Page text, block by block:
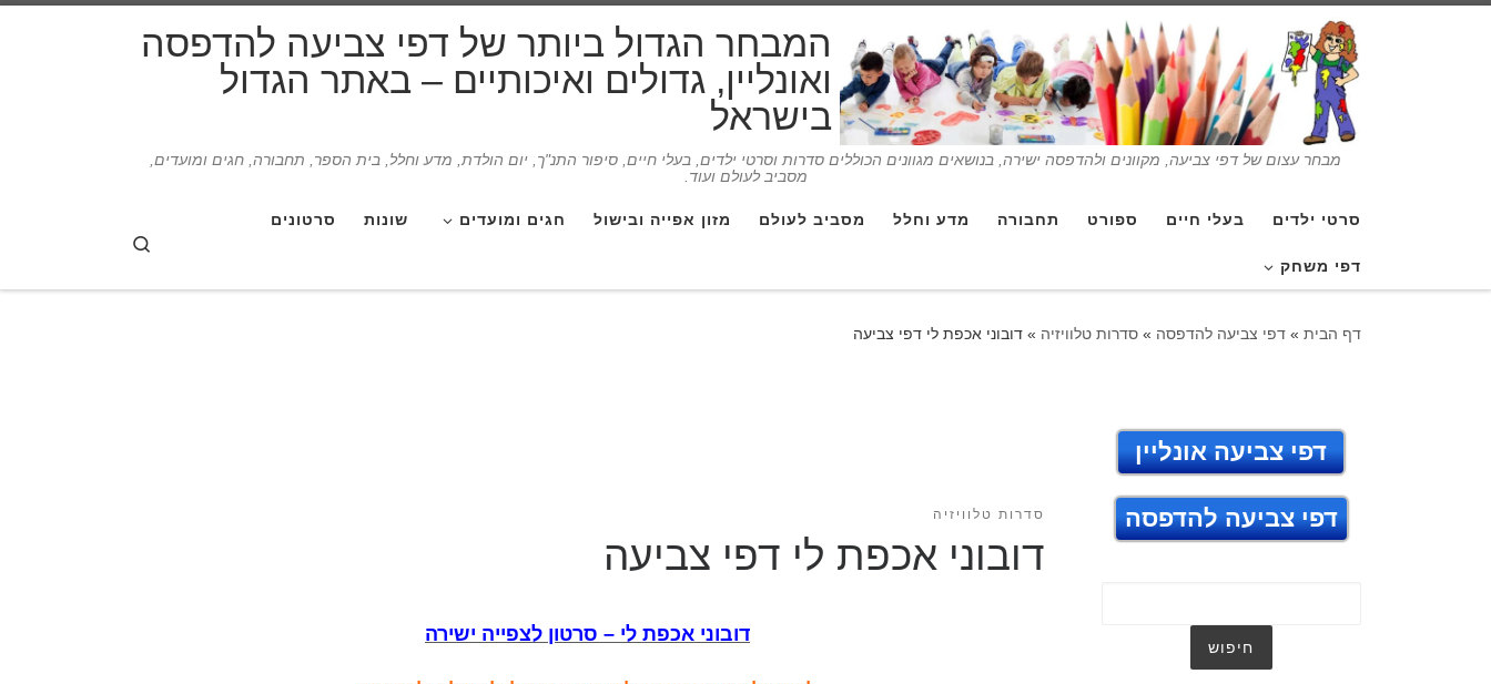
המבחר הגדול ביותר של דפי צביעה להדפסה
ואונליין, גדולים ואיכותיים – באתר הגדול
בישראל
מבחר עצום של דפי צביעה, מקוונים ולהדפסה ישירה, בנושאים מגוונים הכוללים סדרות וסרטי ילדים, בעלי חיים, סיפור התנ"ך, יום הולדת, מדע וחלל, בית הספר, תחבורה, חגים ומועדים,
מסביב לעולם ועוד.
סרטי ילדים בעלי חיים ספורט תחבורה מדע וחלל מסביב לעולם מזון אפייה ובישול חגים ומועדים שונות סרטונים
דפי משחק
דף הבית » דפי צביעה להדפסה » סדרות טלוויזיה » דובוני אכפת לי דפי צביעה
סדרות טלוויזיה
דובוני אכפת לי דפי צביעה
דובוני אכפת לי – סרטון לצפייה ישירה
דפי צביעה אונליין
דפי צביעה להדפסה